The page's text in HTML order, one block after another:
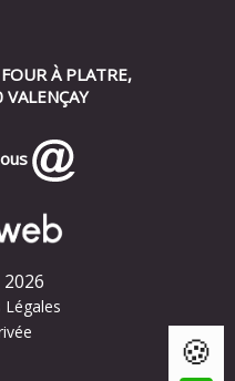
À PLATRE,
🍪